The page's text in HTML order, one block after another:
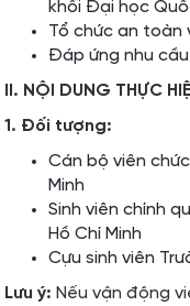
khối Đại học
Tổ chức an toàn
Đáp ứng nhu
II. NỘI DUNG THỰC
1. Đối tượng:
Cán bộ viên
Minh
Sinh viên chính
Hồ Chí Minh
Cựu sinh viên
Lưu ý: Nếu vận động